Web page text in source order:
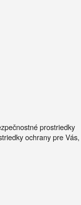
prostriedky
ochrany pre Vás,